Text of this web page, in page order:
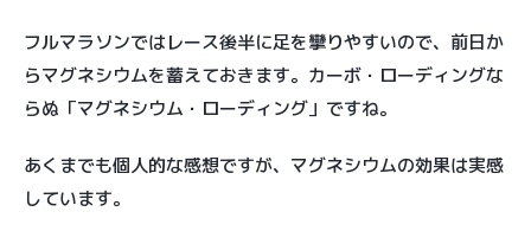
フルマラソンではレース後半に足を攣りやすいので、前日か
らマグネシウムを蓄えておきます。カーボ・ローディングな
らぬ「マグネシウム・ローディング」ですね。
あくまでも個人的な感想ですが、マグネシウムの効果は実感
しています。